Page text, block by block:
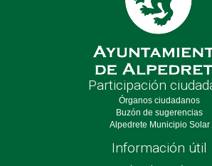
Participación
Órganos ciudadanos
Buzón de sugerencias
Alpedrete Municipio Solar
Información útil